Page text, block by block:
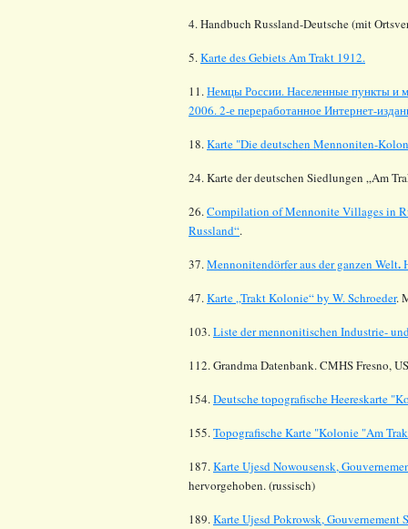
4. Handbuch Russland-Deutsche (mit
5.Karte des Gebiets Am Trakt 1912.
11.Немцы России. Населенные пункты и
2006. 2-е переработанное Интернет-
18.Karte "Die deutschen Mennoniten-
24. Karte der deutschen Siedlungen „Am
26.Compilation of Mennonite Villages in
Russland“.
37.Mennonitendörfer aus der ganzen Welt.
47.Karte „Trakt Kolonie“ by W. Schroeder.
103.Liste der mennonitischen Industrie-
112.Grandma Datenbank. CMHS Fresno,
154.Deutsche topografische Heereskarte
155.Topografische Karte "Kolonie "Am
187.Karte Ujesd Nowousensk,
hervorgehoben. (russisch)
189.Karte Ujesd Pokrowsk,